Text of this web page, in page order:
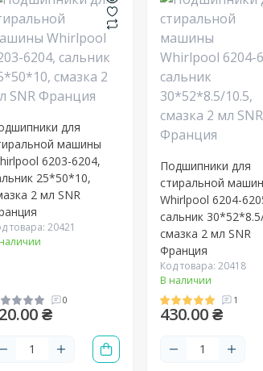
для
машины
6203-6204,
25*50*10,
2 мл SNR
товара: 20421
0
₴
Подшипники для
стиральной
Whirlpool 6204-
сальник
смазка 2 мл SNR
Франция
Код товара: 20418
В наличии
1
430.00 ₴